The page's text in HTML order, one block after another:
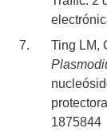
Ting LM,
1875844